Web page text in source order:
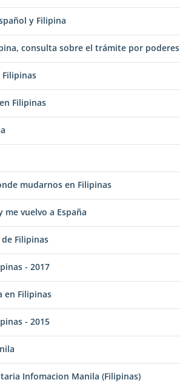
y Filipina
consulta sobre el trámite por poderes
Filipinas
Filipinas
mudarnos en Filipinas
me vuelvo a España
Filipinas
- 2017
en Filipinas
- 2015
Infomacion Manila (Filipinas)